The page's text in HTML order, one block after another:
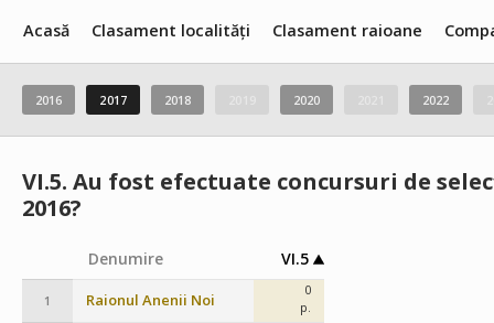
Acasă Clasament localități Clasament raioane
2016 2017 2018 2020 2022
VI.5. Au fost efectuate concursuri de
2016?
Denumire VI.5
1 Raionul Anenii Noi
0
p.